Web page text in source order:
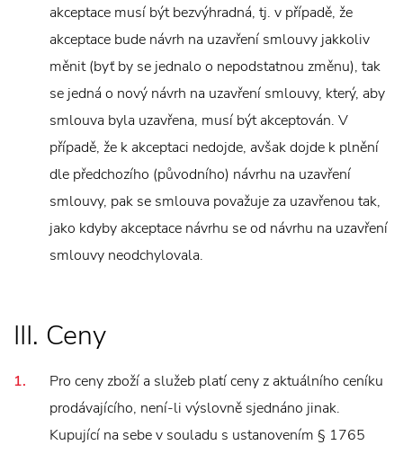
akceptace musí být bezvýhradná, tj. v případě, že
akceptace bude návrh na uzavření smlouvy jakkoliv
měnit (byť by se jednalo o nepodstatnou změnu), tak
se jedná o nový návrh na uzavření smlouvy, který, aby
smlouva byla uzavřena, musí být akceptován. V
případě, že k akceptaci nedojde, avšak dojde k plnění
dle předchozího (původního) návrhu na uzavření
smlouvy, pak se smlouva považuje za uzavřenou tak,
jako kdyby akceptace návrhu se od návrhu na uzavření
smlouvy neodchylovala.
III. Ceny
Pro ceny zboží a služeb platí ceny z aktuálního ceníku
prodávajícího, není-li výslovně sjednáno jinak.
Kupující na sebe v souladu s ustanovením § 1765